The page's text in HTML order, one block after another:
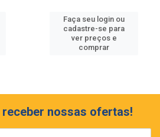
Faça seu login ou
cadastre-se para
ver preços e
comprar
nossas ofertas!